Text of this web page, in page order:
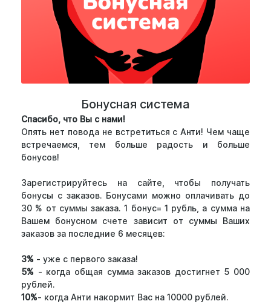
Бонусная система
Спасибо, что Вы с нами!
Опять нет повода не встретиться с Анти! Чем чаще
встречаемся, тем больше радость и больше
бонусов!
Зарегистрируйтесь на сайте, чтобы получать
бонусы с заказов. Бонусами можно оплачивать до
30 % от суммы заказа. 1 бонус= 1 рубль, а сумма на
Вашем бонусном счете зависит от суммы Ваших
заказов за последние 6 месяцев:
3% - уже с первого заказа!
5% - когда общая сумма заказов достигнет 5 000
рублей.
10%- когда Анти накормит Вас на 10000 рублей.